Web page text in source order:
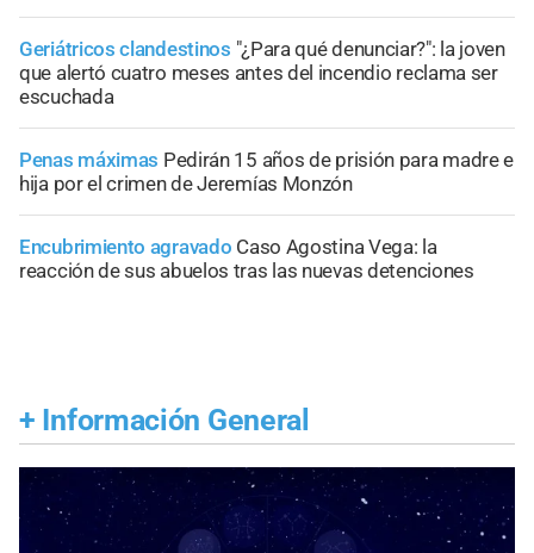
Geriátricos clandestinos "¿Para qué denunciar?": la joven
que alertó cuatro meses antes del incendio reclama ser
escuchada
Penas máximas Pedirán 15 años de prisión para madre e
hija por el crimen de Jeremías Monzón
Encubrimiento agravado Caso Agostina Vega: la
reacción de sus abuelos tras las nuevas detenciones
+ Información General